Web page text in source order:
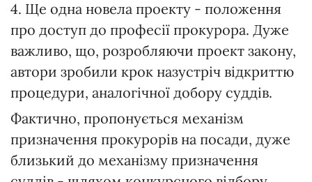
4. Ще одна новела проекту - положення
про доступ до професії прокурора. Дуже
важливо, що, розробляючи проект закону,
автори зробили крок назустріч відкриттю
процедури, аналогічної добору суддів.
Фактично, пропонується механізм
призначення прокурорів на посади, дуже
близький до механізму призначення